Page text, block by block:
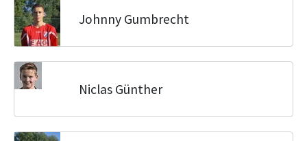
Johnny Gumbrecht
Niclas Günther